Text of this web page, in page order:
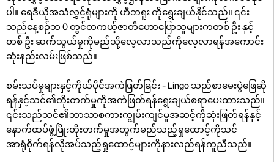
ပါ။ ရေဒီယိုအသံလွှင့်ရုံများကို ဟီဘရူး ကိုရွေးချယ်နိုင်သည်။ ၎င်း
သည်နေ့စဉ်ဘ 0 တွင်တကယ့်ဇာတိဟောပြောသူများကတစ် ဦး နှင့်
တစ် ဦး ဆက်သွယ်မှုကိုမည်သို့လေ့လာသည်ကိုလေ့လာရန်အကောင်း
ဆုံးနည်းလမ်းဖြစ်သည်။
စမ်းသပ်မှုများနှင့်ကိုယ်ပိုင်အကဲဖြတ်ခြင်း - Lingo သည်စာမေးပွဲဖြေဆို
ရန်နှင့်သင်၏တိုးတက်မှုကိုအကဲဖြတ်ရန်ရွေးချယ်စရာပေးထားသည်။
၎င်းသည်သင်၏ဘာသာစကားကျွမ်းကျင်မှုအဆင့်ကိုဆုံးဖြတ်ရန်နှင့်
နောက်ထပ်ဖွံ့ဖြိုးတိုးတက်မှုအတွက်မည်သည့်ရှုထောင့်ကိုသင်
အာရုံစိုက်ရန်လိုအပ်သည့်ရှုထောင့်များကိုနားလည်ရန်ကူညီသည်။